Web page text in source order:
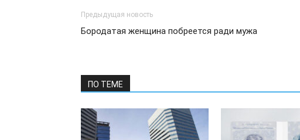
Предыдущая новость
Бородатая женщина побреется ради мужа
ПО ТЕМЕ